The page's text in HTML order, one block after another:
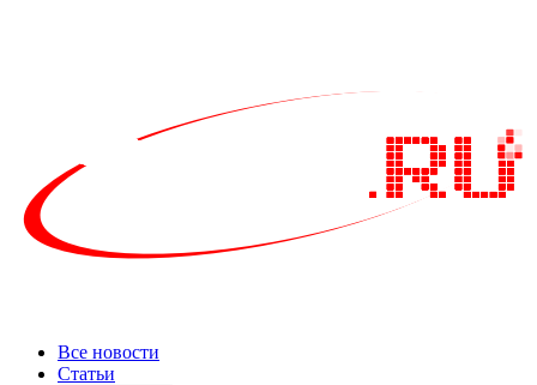
Все новости
Статьи